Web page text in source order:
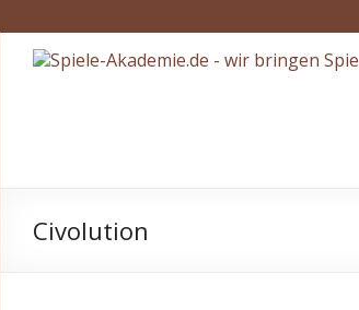
InhaltSpiele-
näher…
Civolution